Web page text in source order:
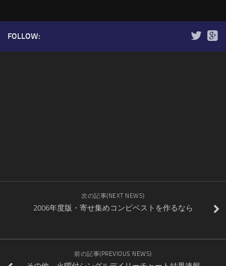
FOLLOW:
次の記事(NEXT NEWS)
2006年度版・寄せ集めコンピベストを作るなら
前の記事(PREVIOUS NEWS)